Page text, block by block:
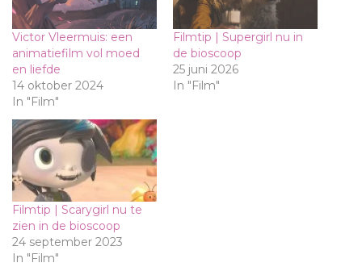
Victor Vleermuis: een
animatiefilm vol moed
en liefde
14 oktober 2024
In "Film"
Filmtip | Supergirl nu in
de bioscoop
25 juni 2026
In "Film"
Filmtip | Scarygirl nu te
zien in de bioscoop
24 september 2023
In "Film"